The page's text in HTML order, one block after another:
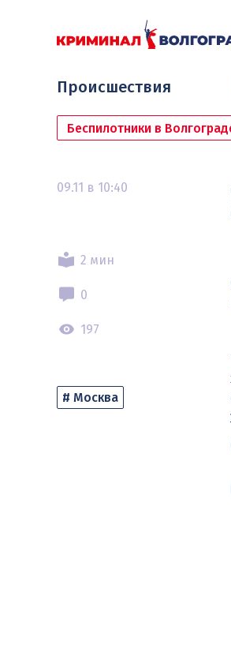
Происшествия
Беспилотники в
09.11 в 10:40
2 мин
0
197
# Москва